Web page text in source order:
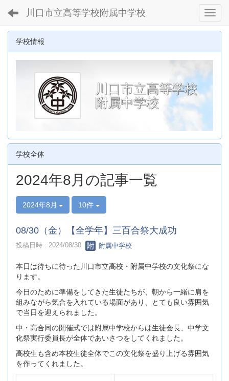
川口市立高等学校附属中学校
学校情報
川口市立高等学校
附属中学校
学校全体
2024年8月の記事一覧
2024年8月 10件
08/30（金）【全学年】三百合祭大成功
投稿日時 : 2024/08/30 附属中学校
本日は待ちに待った川口市立高校・附属中学校の文化祭にな
ります。
今日のために準備をしてきた生徒たちが、朝から一緒に肩を
組みながら気合を入れている場面があり、とても良い雰囲気
で当日を迎えられました。
中・高合同の開催式では附属中学校からは生徒会長、中学文
化祭実行委員長が全体であいさつをしてくれました。
高校生も含め本校生徒全体でこの文化祭を盛り上げる雰囲気
を作ってくれました。